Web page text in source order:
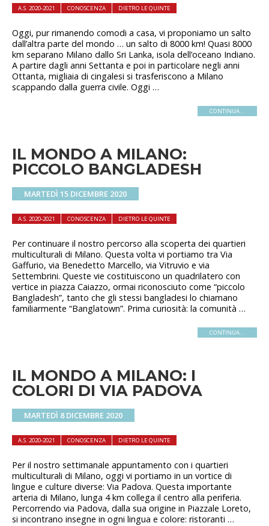
A.S. 2020-2021 CONOSCENZA DIETRO LE QUINTE
Oggi, pur rimanendo comodi a casa, vi proponiamo un salto
dall’altra parte del mondo … un salto di 8000 km! Quasi 8000
km separano Milano dallo Sri Lanka, isola dell’oceano Indiano.
A partire dagli anni Settanta e poi in particolare negli anni
Ottanta, migliaia di cingalesi si trasferiscono a Milano
scappando dalla guerra civile. Oggi …
CONTINUA...
IL MONDO A MILANO:
PICCOLO BANGLADESH
MARTEDÌ 15 DICEMBRE 2020
A.S. 2020-2021 CONOSCENZA DIETRO LE QUINTE
Per continuare il nostro percorso alla scoperta dei quartieri
multiculturali di Milano. Questa volta vi portiamo tra Via
Gaffurio, via Benedetto Marcello, via Vitruvio e via
Settembrini. Queste vie costituiscono un quadrilatero con
vertice in piazza Caiazzo, ormai riconosciuto come “piccolo
Bangladesh”, tanto che gli stessi bangladesi lo chiamano
familiarmente “Banglatown”. Prima curiosità: la comunità …
CONTINUA...
IL MONDO A MILANO: I
COLORI DI VIA PADOVA
MARTEDÌ 8 DICEMBRE 2020
A.S. 2020-2021 CONOSCENZA DIETRO LE QUINTE
Per il nostro settimanale appuntamento con i quartieri
multiculturali di Milano, oggi vi portiamo in un vortice di
lingue e culture diverse: Via Padova. Questa importante
arteria di Milano, lunga 4 km collega il centro alla periferia.
Percorrendo via Padova, dalla sua origine in Piazzale Loreto,
si incontrano insegne in ogni lingua e colore: ristoranti …